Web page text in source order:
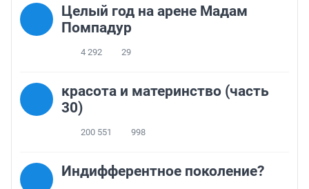
Целый год на арене Мадам
Помпадур
4 292 29
красота и материнство (часть
30)
200 551 998
Индифферентное поколение?